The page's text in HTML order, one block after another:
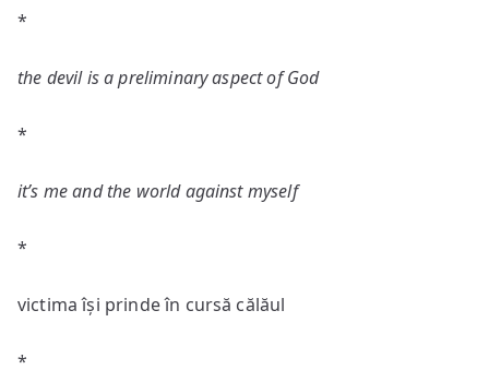
*
the devil is a preliminary aspect of God
*
it’s me and the world against myself
*
victima își prinde în cursă călăul
*